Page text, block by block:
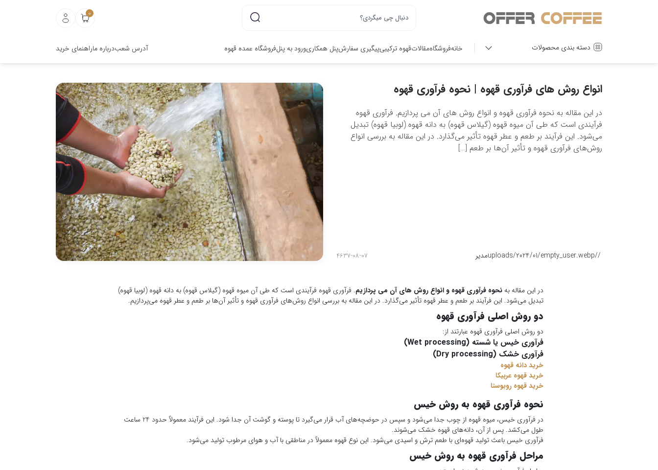
0
دسته بندی محصولات خانهفروشگاهمقالاتقهوه ترکیبیپیگیری سفارشپنل همکاریورود به پنلفروشگاه عمده قهوه آدرس شعبدرباره ماراهنمای خرید
انواع روش های فرآوری قهوه | نحوه فرآوری قهوه
در این مقاله به نحوه فرآوری قهوه و انواع روش های آن می پردازیم. فرآوری قهوه
فرآیندی است که طی آن میوه قهوه (گیلاس قهوه) به دانه قهوه (لوبیا قهوه) تبدیل
می‌شود. این فرآیند بر طعم و عطر قهوه تأثیر می‌گذارد. در این مقاله به بررسی انواع
روش‌های فرآوری قهوه و تأثیر آن‌ها بر طعم […]
/
/uploads/2024/01/empty_user.webp مدیر 4637-08-07
در این مقاله به نحوه فرآوری قهوه و انواع روش های آن می پردازیم. فرآوری قهوه فرآیندی است که طی آن میوه قهوه (گیلاس قهوه) به دانه قهوه (لوبیا قهوه)
تبدیل می‌شود. این فرآیند بر طعم و عطر قهوه تأثیر می‌گذارد. در این مقاله به بررسی انواع روش‌های فرآوری قهوه و تأثیر آن‌ها بر طعم و عطر قهوه می‌پردازیم.
دو روش اصلی فرآوری قهوه
دو روش اصلی فرآوری قهوه عبارتند از:
فرآوری خیس یا شسته (Wet processing)
فرآوری خشک (Dry processing)
خرید دانه قهوه
خرید قهوه عربیکا
خرید قهوه روبوستا
نحوه فرآوری قهوه به روش خیس
در فرآوری خیس، میوه قهوه از چوب جدا می‌شود و سپس در حوضچه‌های آب قرار می‌گیرد تا پوسته و گوشت آن جدا شود. این فرآیند معمولاً حدود 24 ساعت
طول می‌کشد. پس از آن، دانه‌های قهوه خشک می‌شوند.
فرآوری خیس باعث تولید قهوه‌ای با طعم ترش و اسیدی می‌شود. این نوع قهوه معمولاً در مناطقی با آب و هوای مرطوب تولید می‌شود.
مراحل فرآوری قهوه به روش خیس